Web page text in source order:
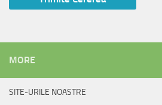
MORE
SITE-URILE NOASTRE